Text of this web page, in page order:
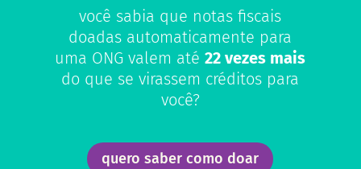
você sabia que notas fiscais
doadas automaticamente para
uma ONG valem até22 vezes mais
do que se virassem créditos para
você?
quero saber como doar